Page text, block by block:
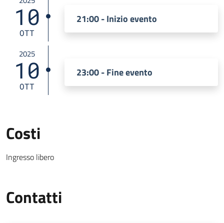
10
OTT
21:00 - Inizio evento
2025
10
OTT
23:00 - Fine evento
Costi
Ingresso libero
Contatti